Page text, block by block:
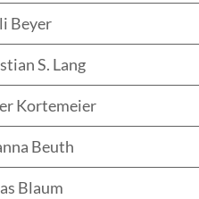
Beyer
S. Lang
Kortemeier
Beuth
Blaum